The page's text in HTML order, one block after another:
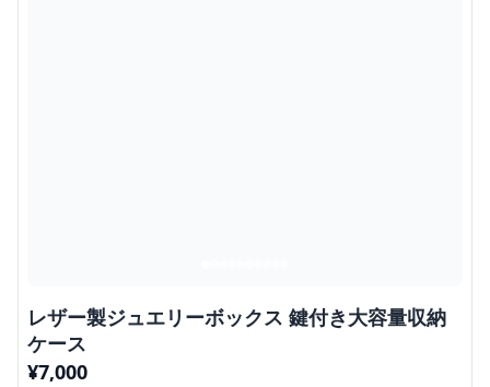
レザー製ジュエリーボックス 鍵付き大容量収納
ケース
¥7,000